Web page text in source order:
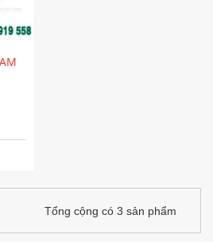
Tổng cộng có 3 sản phẩm